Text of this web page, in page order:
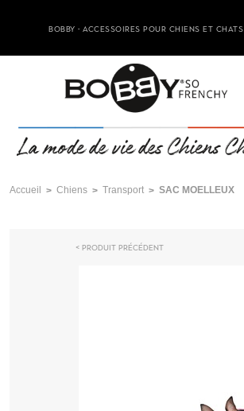
BOBBY - ACCESSOIRES POUR CHIENS ET CHATS
Accueil Chiens Transport SAC MOELLEUX
Produit précédent